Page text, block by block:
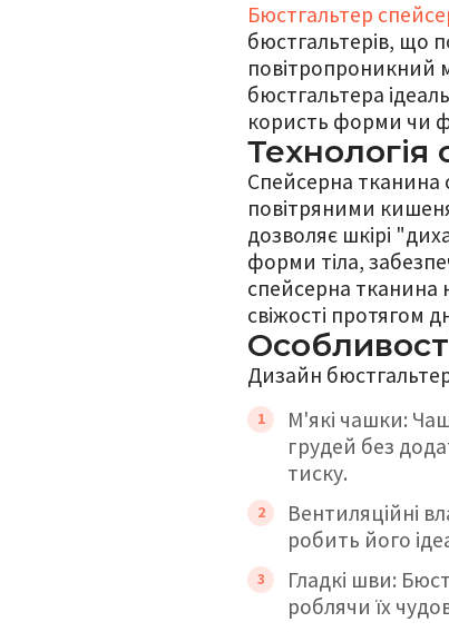
Бюстгальтер
бюстгальтерів, що
повітропроникний
бюстгальтера
користь форми чи
Технологія
Спейсерна тканина
повітряними
дозволяє шкірі
форми тіла,
спейсерна тканина
свіжості протягом
Дизайн
М'які чашки:
грудей без
тиску.
Вентиляційні
робить його
Гладкі шви:
роблячи їх